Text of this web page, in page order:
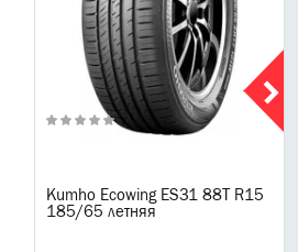
Kumho Ecowing ES31 88T R15
185/65 летняя